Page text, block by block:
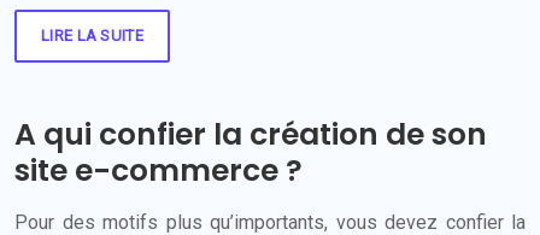
LIRE LA SUITE
A qui confier la création de son
site e-commerce ?
Pour des motifs plus qu’importants, vous devez confier la